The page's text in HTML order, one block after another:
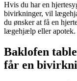
Hvis du har en
bivirkninger, vil
du ønsker at få en
lægehjælp eller apotek.
Baklofen
får en